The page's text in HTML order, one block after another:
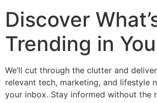
Discover
Trending in
We’ll cut through the clutter and
relevant tech, marketing, and lifestyle
your inbox. Stay informed without the